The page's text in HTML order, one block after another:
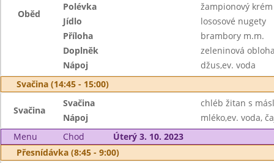
Oběd
Polévka
žampionový
Jídlo
lososové nugety
Příloha
brambory m.m.
Doplněk
zeleninová
Nápoj
džus,ev. voda
Svačina (14:45 - 15:00)
Svačina
Svačina
chléb žitan s
Nápoj
mléko,ev. voda,
Menu
Chod
Úterý 3. 10. 2023
Přesnídávka (8:45 - 9:00)